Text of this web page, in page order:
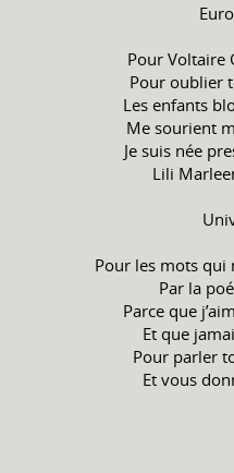
Pour Voltaire
Pour oublier
Les enfants
Me sourient
Je suis née
Lili
Pour les mots qui
Par la
Parce que
Et que
Pour parler
Et vous